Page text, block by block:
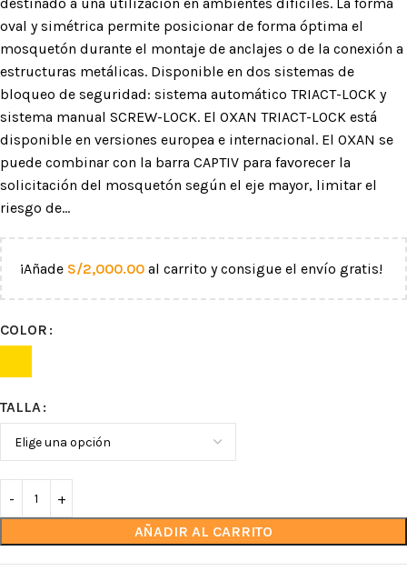
oval y simétrica permite posicionar de forma óptima el
mosquetón durante el montaje de anclajes o de la conexión a
estructuras metálicas. Disponible en dos sistemas de
bloqueo de seguridad: sistema automático TRIACT-LOCK y
sistema manual SCREW-LOCK. El OXAN TRIACT-LOCK está
disponible en versiones europea e internacional. El OXAN se
puede combinar con la barra CAPTIV para favorecer la
solicitación del mosquetón según el eje mayor, limitar el
riesgo de…
¡Añade S/2,000.00 al carrito y consigue el envío gratis!
COLOR
TALLA
AÑADIR AL CARRITO